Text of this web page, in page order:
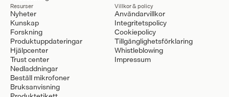
Resurser
Nyheter
Kunskap
Forskning
Produktuppdateringar
Hjälpcenter
Trust center
Nedladdningar
Beställ mikrofoner
Bruksanvisning
Villkor & policy
Användarvillkor
Integritetspolicy
Cookiepolicy
Tillgänglighetsförklaring
Whistleblowing
Impressum